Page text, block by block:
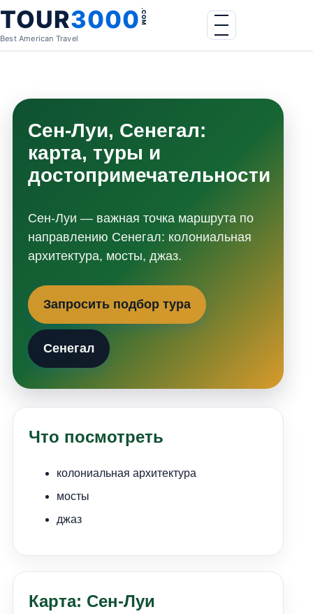
Skip to content
TOUR3000.COM
Best American Travel
Menu
Сен-Луи, Сенегал:
карта, туры и
достопримечательности
Сен-Луи — важная точка маршрута по
направлению Сенегал: колониальная
архитектура, мосты, джаз.
Запросить подбор тура
Сенегал
Что посмотреть
колониальная архитектура
мосты
джаз
Карта: Сен-Луи